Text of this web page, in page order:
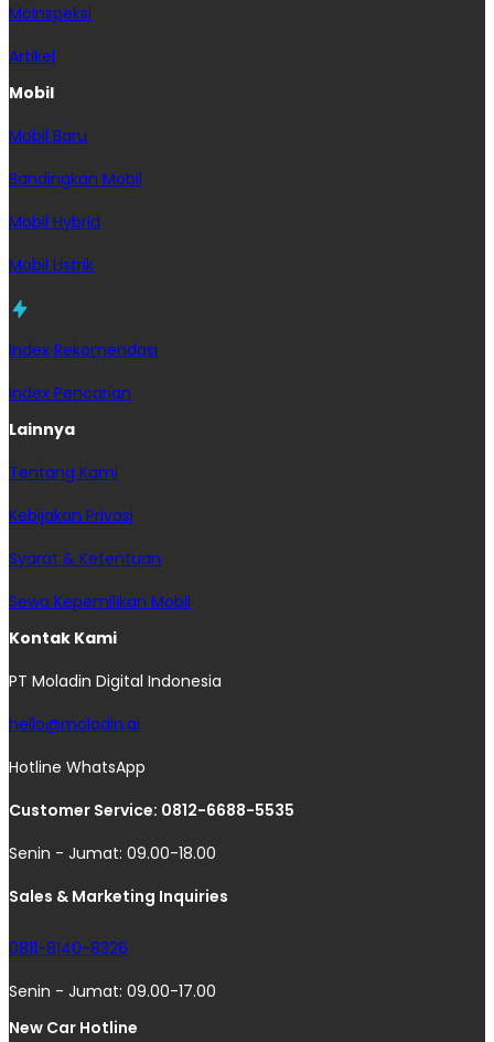
MoInspeksi
Artikel
Mobil
Mobil Baru
Bandingkan Mobil
Mobil Hybrid
Mobil Listrik
Index Rekomendasi
Index Pencarian
Lainnya
Tentang Kami
Kebijakan Privasi
Syarat & Ketentuan
Sewa Kepemilikan Mobil
Kontak Kami
PT Moladin Digital Indonesia
hello@moladin.ai
Hotline WhatsApp
Customer Service: 0812-6688-5535
Senin - Jumat: 09.00-18.00
Sales & Marketing Inquiries
0811-8140-8326
Senin - Jumat: 09.00-17.00
New Car Hotline